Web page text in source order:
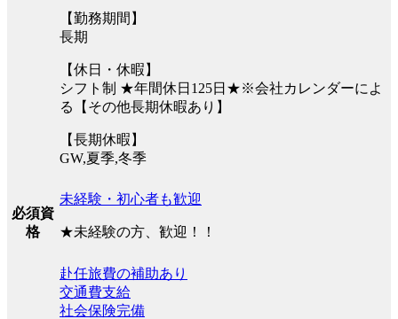
【勤務期間】
長期
【休日・休暇】
シフト制 ★年間休日125日★※会社カレンダーによ
る【その他長期休暇あり】
【長期休暇】
GW,夏季,冬季
必須資
格
未経験・初心者も歓迎
★未経験の方、歓迎！！
赴任旅費の補助あり
交通費支給
社会保険完備